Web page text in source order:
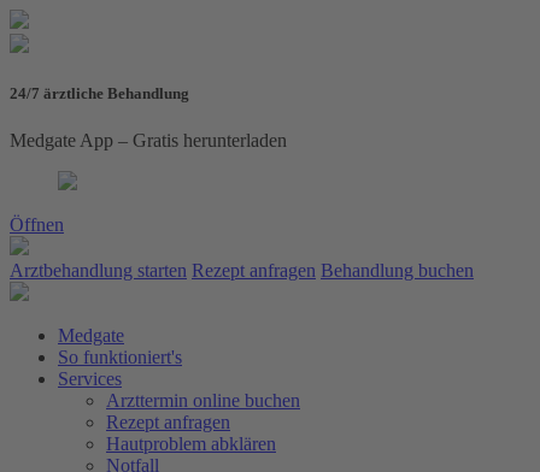
24/7 ärztliche Behandlung
Medgate App – Gratis herunterladen
Öffnen
Arztbehandlung starten Rezept anfragen Behandlung buchen
Medgate
So funktioniert's
Services
Arzttermin online buchen
Rezept anfragen
Hautproblem abklären
Notfall